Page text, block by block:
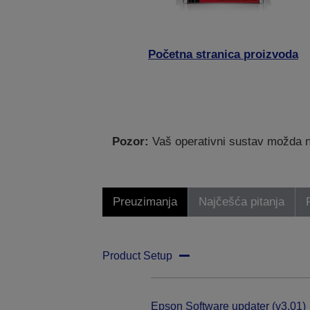
Početna stranica proizvoda
Pozor: Vaš operativni sustav možda
Preuzimanja Najčešća pitanja
Product Setup
Epson Software updater (v3.01)